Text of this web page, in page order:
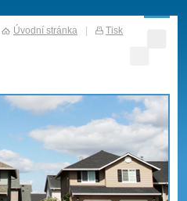
Úvodní stránka Tisk